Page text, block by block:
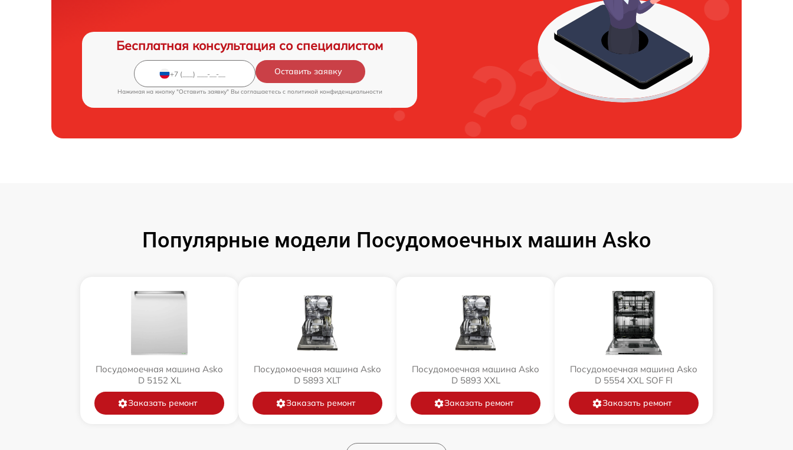
Бесплатная консультация со специалистом
Оставить заявку
Нажимая на кнопку "Оставить заявку" Вы соглашаетесь c политикой конфиденциальности
Популярные модели Посудомоечных машин Asko
Посудомоечная машина Asko
D 5152 XL
Заказать ремонт
Посудомоечная машина Asko
D 5893 XLT
Заказать ремонт
Посудомоечная машина Asko
D 5893 XXL
Заказать ремонт
Посудомоечная машина Asko
D 5554 XXL SOF FI
Заказать ремонт